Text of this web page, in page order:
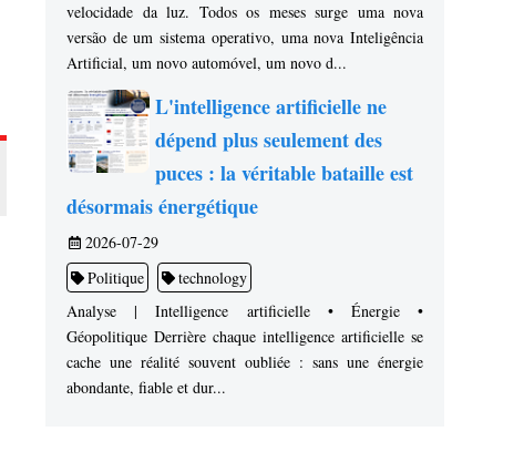
velocidade da luz. Todos os meses surge uma nova
versão de um sistema operativo, uma nova Inteligência
Artificial, um novo automóvel, um novo d...
L'intelligence artificielle ne
dépend plus seulement des
puces : la véritable bataille est
désormais énergétique
2026-07-29
Politique
technology
Analyse | Intelligence artificielle • Énergie •
Géopolitique Derrière chaque intelligence artificielle se
cache une réalité souvent oubliée : sans une énergie
abondante, fiable et dur...